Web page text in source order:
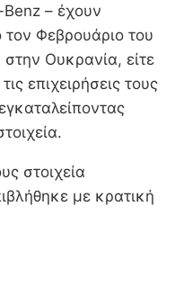
Benz – έχουν
Φεβρουάριο του
Ουκρανία, είτε
επιχειρήσεις τους
στοιχεία
με κρατική